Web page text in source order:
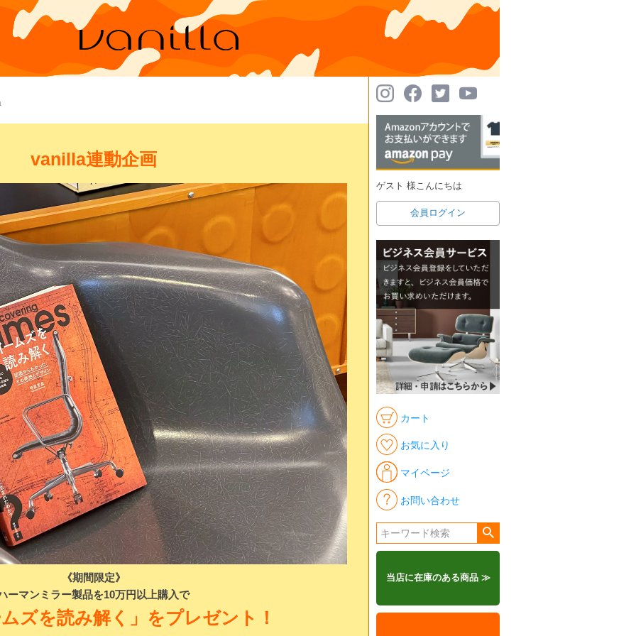
vanilla連動企画
《期間限定》
ーマンミラー製品を10万円以上購入で
ズを読み解く」をプレゼント！
ゲスト 様こんにちは
会員ログイン
カート
お気に入り
マイページ
お問い合わせ
検索
当店に在庫のある商品 ≫